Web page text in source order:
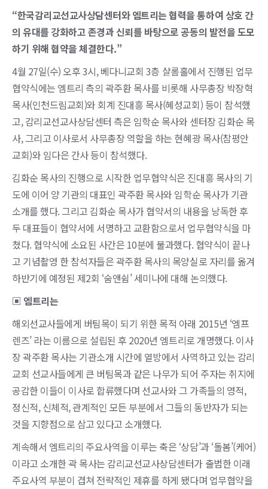
“한국감리교선교사상담센터와 엠트리는 협력을 통하여 상호 간
의 유대를 강화하고 존경과 신뢰를 바탕으로 공동의 발전을 도모
하기 위해 협약을 체결한다.”
4월 27일(수) 오후 3시, 베다니교회 3층 샬롬홀에서 진행된 업무
협약식에는 엠트리 측의 곽주환 목사를 비롯해 사무총장 박장혁
목사(인천드림교회)와 회계 진대흥 목사(혜성교회) 등이 참석했
고, 감리교선교사상담센터 측은 임학순 목사와 센터장 김화순 목
사, 그리고 이사로서 사무총장 역할을 하는 현혜광 목사(참평안
교회)와 임다은 간사 등이 참석했다.
김화순 목사의 진행으로 시작한 업무협약식은 진대흥 목사의 기
도에 이어 양 기관의 대표인 곽주환 목사와 임학순 목사가 기관
소개를 했다. 그리고 김화순 목사가 협약서의 내용을 낭독한 후
두 대표들이 협약서에 서명하고 교환함으로서 업무협약식을 마
쳤다. 협약식에 소요된 사간은 10분에 불과했다. 협약식이 끝나
고 기념촬영 한 참석자들은 곽주환 목사의 목양실로 자리를 옮겨
하반기에 예정된 제2회 ‘숨앤쉼’ 세미나에 대해 논의했다.
▣ 엠트리는
해외선교사들에게 버팀목이 되기 위한 목적 아래 2015년 ‘엠프
렌즈’ 라는 이름으로 설립된 후 2020년 엠트리로 개명했다. 이사
장 곽주환 목사는 기관소개 시간에 열방에서 사역하고 있는 감리
교회 선교사들에게 큰 버팀목과 같은 나무가 되어 주자는 취지에
공감한 이들이 이사로 합류했다며 선교사와 그 가족들의 영적,
정신적, 신체적, 관계적인 모든 부분에서 그들의 동반자가 되는
것을 지향점으로 삼고 있다고 소개했다.
계속해서 엠트리의 주요사역을 이루는 축은 ‘상담’과 ‘돌봄’(케어)
이라고 소개한 곽 목사는 감리교선교사상담센터가 출범한 이래
주요사역 부분이 겹쳐 전략적인 제휴를 하게 됐다며 업무협약을